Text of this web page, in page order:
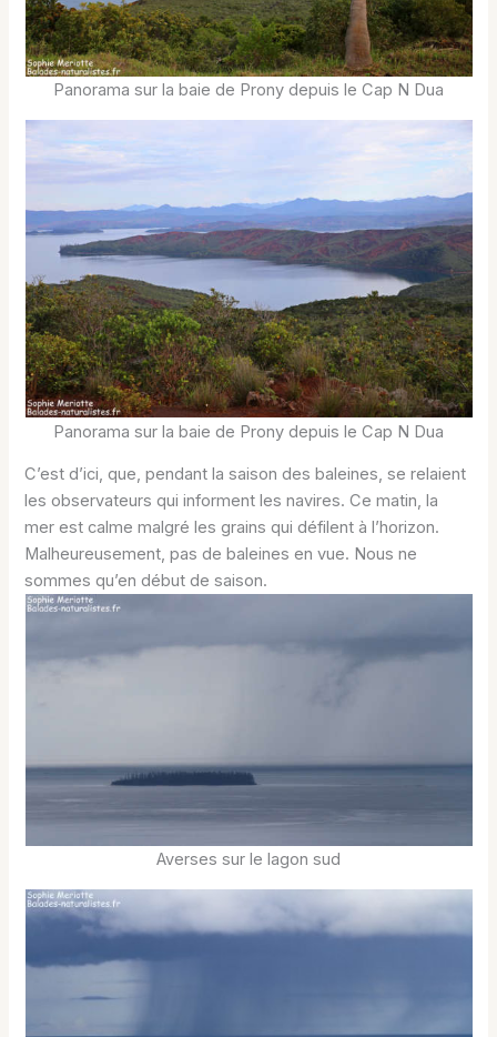
Panorama sur la baie de Prony depuis le Cap N Dua
Panorama sur la baie de Prony depuis le Cap N Dua
C’est d’ici, que, pendant la saison des baleines, se relaient
les observateurs qui informent les navires. Ce matin, la
mer est calme malgré les grains qui défilent à l’horizon.
Malheureusement, pas de baleines en vue. Nous ne
sommes qu’en début de saison.
Averses sur le lagon sud